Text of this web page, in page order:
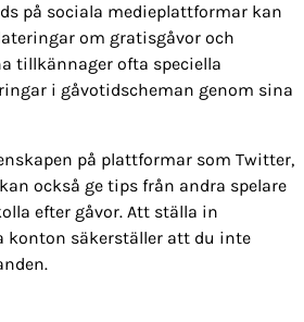
på sociala medieplattformar kan
om gratisgåvor och
tillkännager ofta speciella
i gåvotidscheman genom sina
på plattformar som Twitter,
också ge tips från andra spelare
efter gåvor. Att ställa in
konton säkerställer att du inte